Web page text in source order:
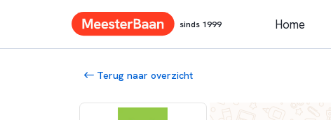
sinds 1999 Home
Terug naar overzicht